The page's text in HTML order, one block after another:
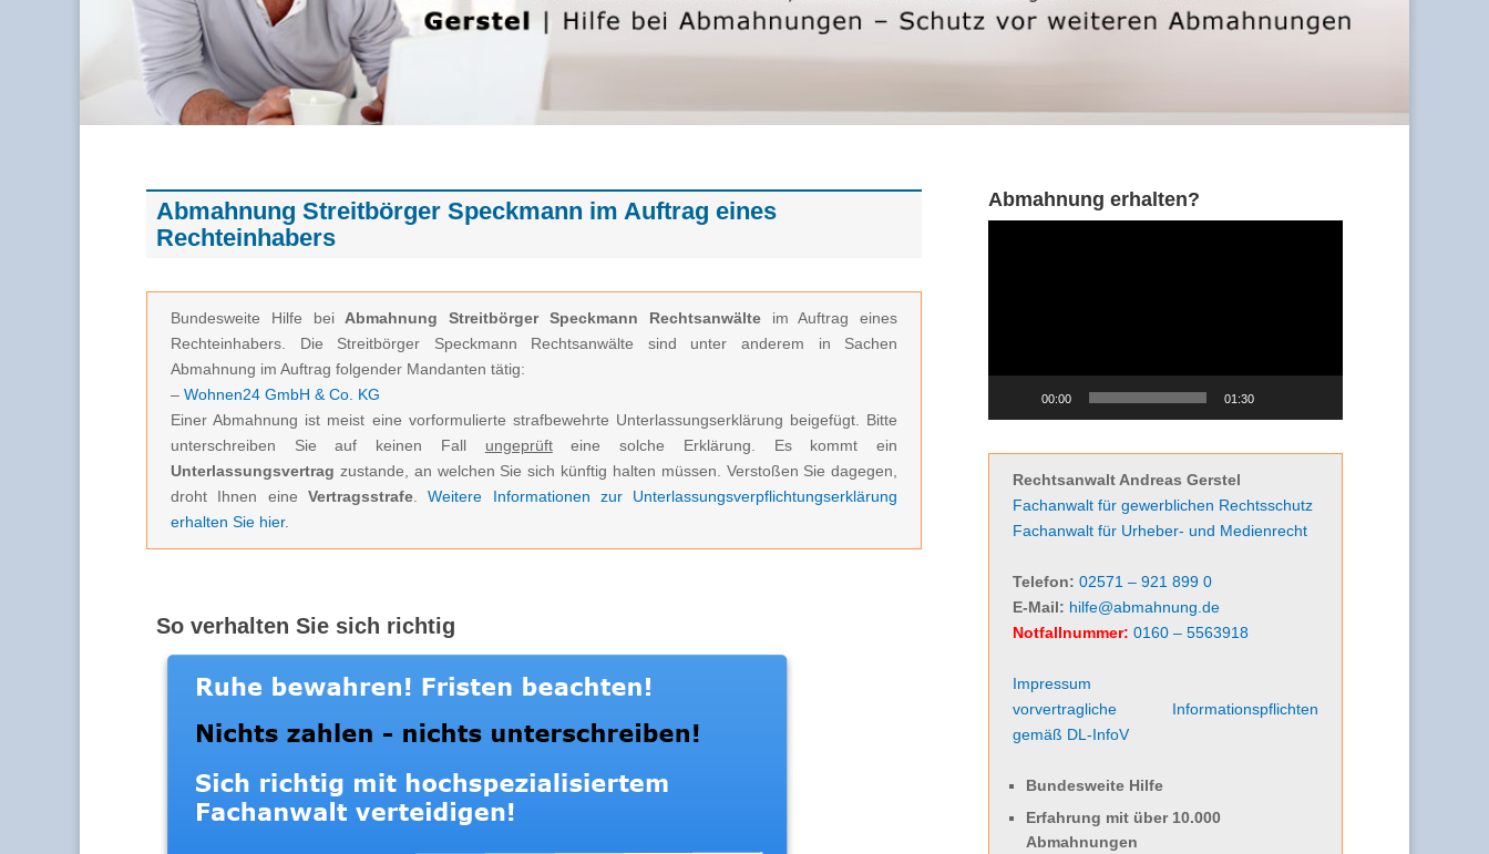
Abmahnung Streitbörger Speckmann im Auftrag eines
Rechteinhabers
Bundesweite Hilfe bei Abmahnung Streitbörger Speckmann Rechtsanwälteim Auftrag eines
Rechteinhabers. Die Streitbörger Speckmann Rechtsanwälte sind unter anderem in Sachen
Abmahnung im Auftrag folgender Mandanten tätig:
– Wohnen24 GmbH & Co. KG
Einer Abmahnung ist meist eine vorformulierte strafbewehrte Unterlassungserklärung beigefügt. Bitte
unterschreiben Sie auf keinen Fall ungeprüfteine solche Erklärung. Es kommt ein
Unterlassungsvertrag zustande, an welchen Sie sich künftig halten müssen. Verstoßen Sie dagegen,
droht Ihnen eine Vertragsstrafe.Weitere Informationen zur Unterlassungsverpflichtungserklärung
erhalten Sie hier.
So verhalten Sie sich richtig
Abmahnung erhalten?
00:00 01:30
Rechtsanwalt Andreas Gerstel
Fachanwalt für gewerblichen Rechtsschutz
Fachanwalt für Urheber- und Medienrecht
Telefon: 02571 – 921 899 0
E-Mail: hilfe@abmahnung.de
Notfallnummer: 0160 – 5563918
Impressum
vorvertragliche Informationspflichten
gemäß DL-InfoV
Bundesweite Hilfe
Erfahrung mit über 10.000
Abmahnungen